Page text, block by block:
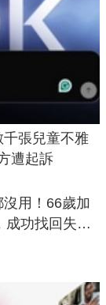
張兒童不雅
遭起訴
用！66歲加
成功找回失散